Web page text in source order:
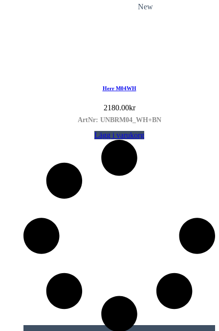
New
Herr M04WH
2180.00kr
ArtNr: UNBRM04_WH+BN
Lägg i varukorg